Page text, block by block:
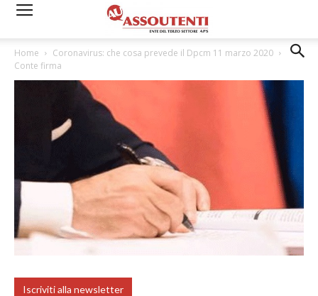
Home
Coronavirus: che cosa prevede il Dpcm 11 marzo 2020
Conte firma
Iscriviti alla newsletter